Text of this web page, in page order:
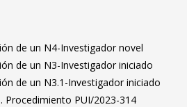
de un N4-Investigador novel
de un N3-Investigador iniciado
de un N3.1-Investigador iniciado
Procedimiento PUI/2023-314